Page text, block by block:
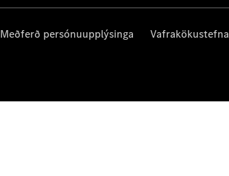
Meðferð persónuupplýsinga Vafrakökustefna